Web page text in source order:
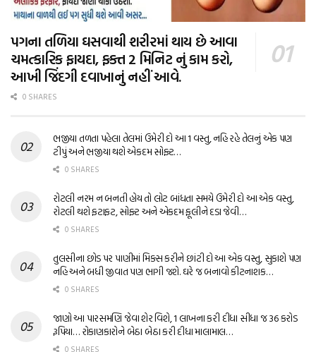
પગના તળિયા ઘસવાથી શરીરમાં થાય છે આવા
ચમત્કારિક ફાયદા, ફક્ત 2 મિનિટ નું કામ કરો,
આખી જિંદગી દવાખાનું નહીં આવે.
0 SHARES
ભજીયા તળતા પહેલા તેલમાં ઉમેરી દો આ 1 વસ્તુ, નહિ રહે તેલનું એક પણ
ટીપું અને ભજીયા થશે એકદમ સોફ્ટ…
0 SHARES
રોટલી નરમ ન બનતી હોય તો લોટ બાંધતા સમયે ઉમેરી દો આ એક વસ્તુ,
રોટલી થશે ફટાફટ, સોફ્ટ અને એકદમ ફૂલીને દડા જેવી…
0 SHARES
તુલસીના છોડ પર પાણીમાં મિક્સ કરીને છાંટી દો આ એક વસ્તુ, સુકાશે પણ
નહિ અને બધી જીવાત પણ ભાગી જશે. ઘરે જ બનાવો કીટનાશક…
0 SHARES
જાણો આ પારસમણિ જેવા શેર વિશે, 1 લાખના કરી દીધા સીધા જ 36 કરોડ
રૂપિયા… રોકાણકારોને બેઠા બેઠા કરી દીધા માલામાલ…
0 SHARES